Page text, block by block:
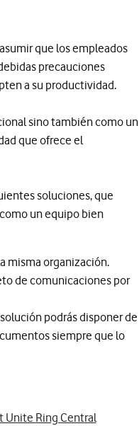
que los empleados
precauciones
a su productividad.
sino también como un
que ofrece el
soluciones, que
un equipo bien
misma organización.
de comunicaciones por
podrás disponer de
siempre que lo
Unite Ring Central